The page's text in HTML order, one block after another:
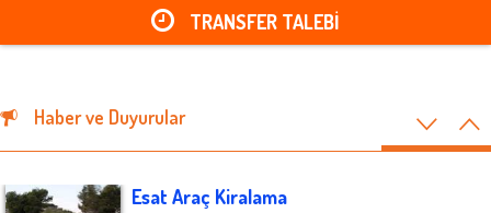
TRANSFER TALEBİ
Haber ve Duyurular
Esat Araç Kiralama